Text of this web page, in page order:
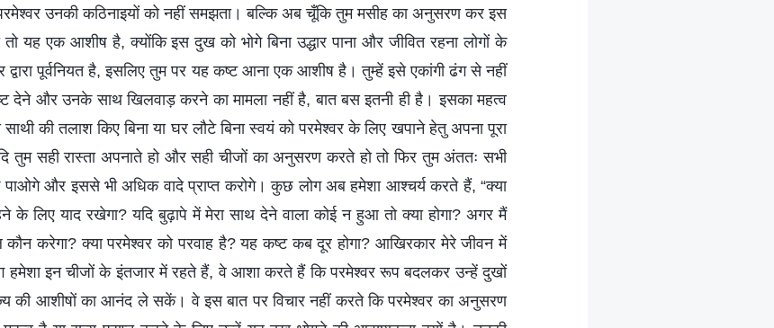
उनकी कठिनाइयों को नहीं समझता। बल्कि अब चूँकि तुम मसीह का अनुसरण कर इस
यह एक आशीष है, क्योंकि इस दुख को भोगे बिना उद्धार पाना और जीवित रहना लोगों के
पूर्वनियत है, इसलिए तुम पर यह कष्ट आना एक आशीष है। तुम्‍हें इसे एकांगी ढंग से नहीं
देने और उनके साथ खिलवाड़ करने का मामला नहीं है, बात बस इतनी ही है। इसका महत्व
की तलाश किए बिना या घर लौटे बिना स्‍वयं को परमेश्वर के लिए खपाने हेतु अपना पूरा
तुम सही रास्ता अपनाते हो और सही चीजों का अनुसरण करते हो तो फिर तुम अंततः सभी
और इससे भी अधिक वादे प्राप्त करोगे। कुछ लोग अब हमेशा आश्चर्य करते हैं, “क्या
के लिए याद रखेगा? यदि बुढ़ापे में मेरा साथ देने वाला कोई न हुआ तो क्या होगा? अगर मैं
कौन करेगा? क्या परमेश्वर को परवाह है? यह कष्ट कब दूर होगा? आखिरकार मेरे जीवन में
हमेशा इन चीजों के इंतजार में रहते हैं, वे आशा करते हैं कि परमेश्वर रूप बदलकर उन्हें दुखों
की आशीषों का आनंद ले सकें। वे इस बात पर विचार नहीं करते कि परमेश्वर का अनुसरण